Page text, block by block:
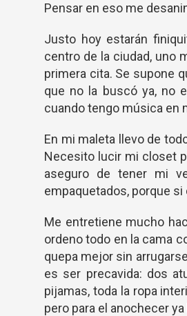
Pensar en eso me
Justo hoy estarán
centro de la ciudad, uno
primera cita. Se supone
que no la buscó ya, no
cuando tengo música en
En mi maleta llevo de
Necesito lucir mi closet
aseguro de tener mi
empaquetados, porque
Me entretiene mucho
ordeno todo en la cama
quepa mejor sin
es ser precavida: dos
pijamas, toda la ropa
pero para el anochecer